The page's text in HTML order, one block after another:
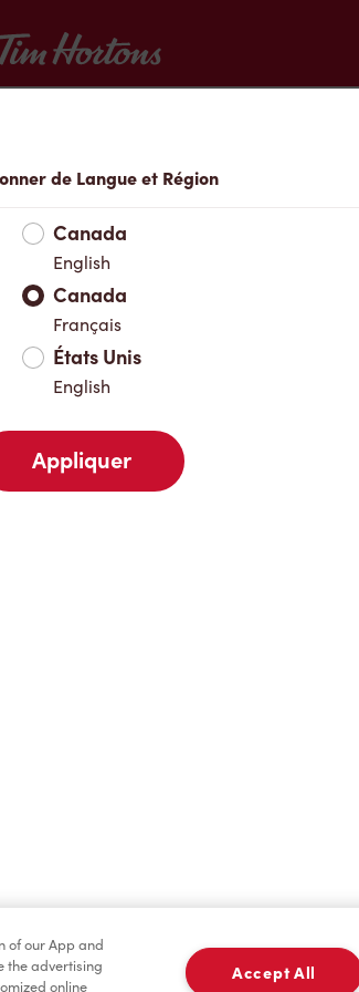
Hortons
Menu
Assaisonnement
of our App and
the advertising
online
Accept All
de Langue et Région
Canada
English
Canada
Français
États Unis
English
Appliquer